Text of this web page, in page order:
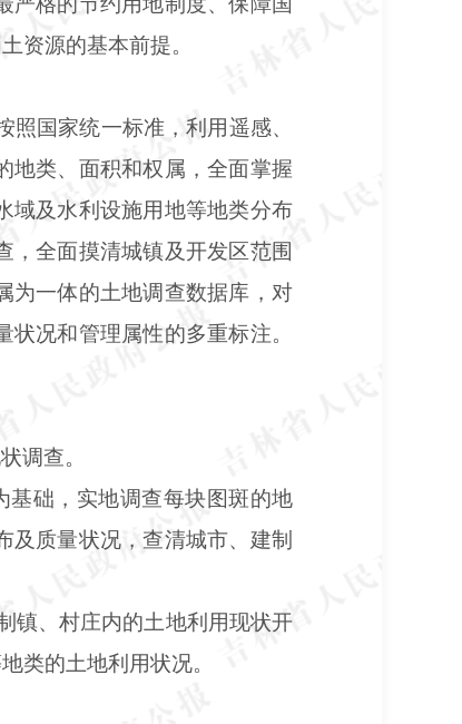
资源的基本前提。
国家统一标准，利用遥感、
地类、面积和权属，全面掌握
域及水利设施用地等地类分布
，全面摸清城镇及开发区范围
为一体的土地调查数据库，对
况和管理属性的多重标注。
调查。
基础，实地调查每块图斑的地
质量状况，查清城市、建制
镇、村庄内的土地利用现状开
类的土地利用状况。